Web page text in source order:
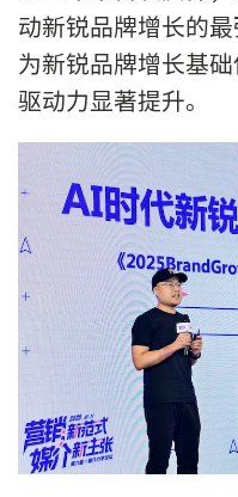
动新锐品牌增长的
为新锐品牌增长基
驱动力显著提升。